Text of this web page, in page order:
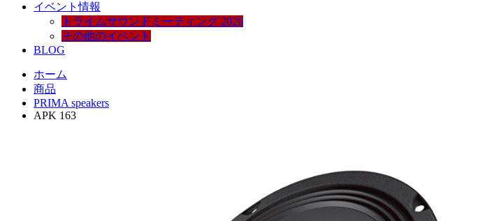
イベント情報
トライムサウンドミーティング 2026
その他のイベント
BLOG
ホーム
商品
PRIMA speakers
APK 163